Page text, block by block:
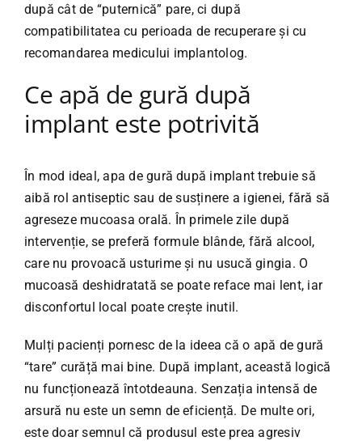
după cât de “puternică” pare, ci după
compatibilitatea cu perioada de recuperare și cu
recomandarea medicului implantolog.
Ce apă de gură după
implant este potrivită
În mod ideal, apa de gură după implant trebuie să
aibă rol antiseptic sau de susținere a igienei, fără să
agreseze mucoasa orală. În primele zile după
intervenție, se preferă formule blânde, fără alcool,
care nu provoacă usturime și nu usucă gingia. O
mucoasă deshidratată se poate reface mai lent, iar
disconfortul local poate crește inutil.
Mulți pacienți pornesc de la ideea că o apă de gură
“tare” curăță mai bine. După implant, această logică
nu funcționează întotdeauna. Senzația intensă de
arsură nu este un semn de eficiență. De multe ori,
este doar semnul că produsul este prea agresiv